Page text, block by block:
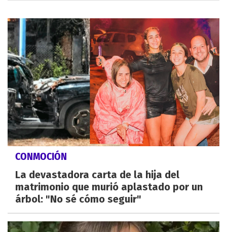
CONMOCIÓN
La devastadora carta de la hija del
matrimonio que murió aplastado por un
árbol: "No sé cómo seguir"